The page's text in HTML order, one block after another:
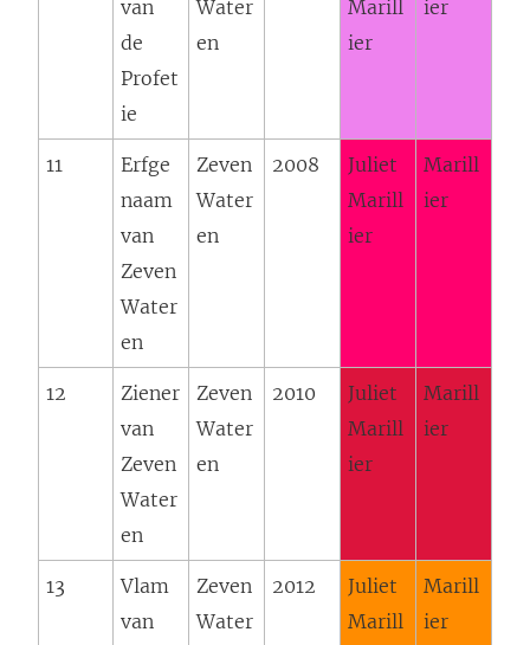
van
de
Profet
ie
Water
en
Marill
ier
ier
11
Erfge
naam
van
Zeven
Water
en
Zeven
Water
en
2008
Juliet
Marill
ier
Marill
ier
12
Ziener
van
Zeven
Water
en
Zeven
Water
en
2010
Juliet
Marill
ier
Marill
ier
13
Vlam
van
Zeven
Water
2012
Juliet
Marill
Marill
ier